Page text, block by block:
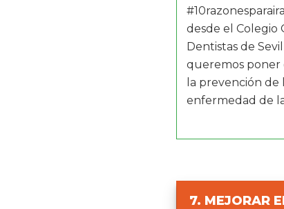
desde el Colegio
Dentistas de
queremos poner
la prevención de
enfermedad de
7. MEJORAR